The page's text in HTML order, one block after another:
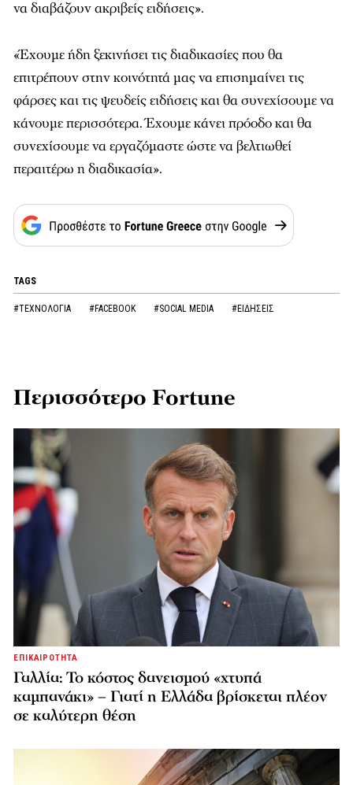
να διαβάζουν ακριβείς ειδήσεις».
«Έχουμε ήδη ξεκινήσει τις διαδικασίες που θα
επιτρέπουν στην κοινότητά μας να επισημαίνει τις
φάρσες και τις ψευδείς ειδήσεις και θα συνεχίσουμε να
κάνουμε περισσότερα. Έχουμε κάνει πρόοδο και θα
συνεχίσουμε να εργαζόμαστε ώστε να βελτιωθεί
περαιτέρω η διαδικασία».
TAGS
#ΤΕΧΝΟΛΟΓΙΑ #FACEBOOK #SOCIAL MEDIA #ΕΙΔΗΣΕΙΣ
Περισσότερο Fortune
ΕΠΙΚΑΙΡΟΤΗΤΑ
Γαλλία: Το κόστος δανεισμού «χτυπά
καμπανάκι» – Γιατί η Ελλάδα βρίσκεται πλέον
σε καλύτερη θέση